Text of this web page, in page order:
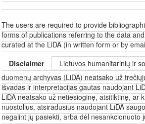
The users are required to provide
forms of publications referring to the data
curated at the LiDA (in written form or by
Disclaimer
Lietuvos humanitarinių ir
duomenų archyvas (LiDA) neatsako už
išvadas ir interpretacijas gautas naudojant
LiDA neatsako už netiesioginę, atsitiktinę, ar
nuostolius, atsiradusius naudojant LiDA
negalint jų pasiekti, arba dėl nesankcionuoto